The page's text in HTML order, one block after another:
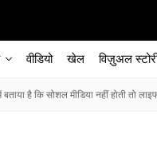
वीडियो खेल विज़ुअल
है कि सोशल मीडिया नहीं होती तो